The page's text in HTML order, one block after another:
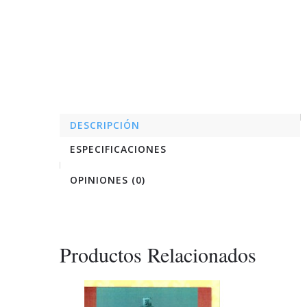
DESCRIPCIÓN
ESPECIFICACIONES
OPINIONES (0)
Productos Relacionados